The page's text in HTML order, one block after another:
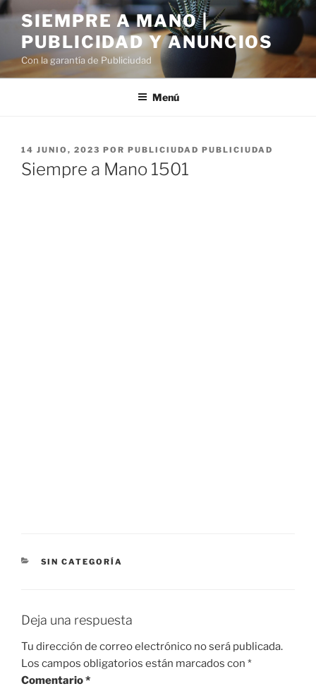
Saltar
contenido
SIEMPRE A MANO |
PUBLICIDAD Y ANUNCIOS
Con la garantía de Publiciudad
Menú
PUBLICADO
EL
14 JUNIO, 2023 POR PUBLICIUDAD PUBLICIUDAD
Siempre a Mano 1501
CATEGORÍAS
SIN CATEGORÍA
Deja una respuesta
Tu dirección de correo electrónico no será publicada.
Los campos obligatorios están marcados con *
Comentario*